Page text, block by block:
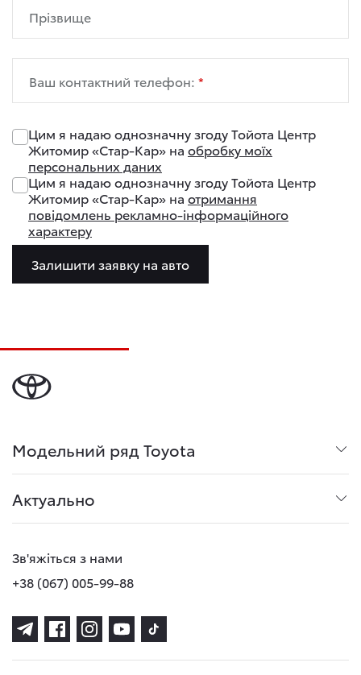
Прізвище
Ваш контактний телефон:
Цим я надаю однозначну згоду Тойота Центр
Житомир «Стар-Кар» на обробку моїх
персональних даних
Цим я надаю однозначну згоду Тойота Центр
Житомир «Стар-Кар» на отримання
повідомлень рекламно-інформаційного
характеру
Залишити заявку на авто
Модельний ряд Toyota
Актуально
Зв'яжіться з нами
+38 (067) 005-99-88